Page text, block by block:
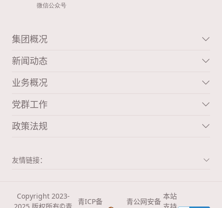
集团概况
新闻动态
业务概况
党群工作
政策法规
友情链接：
Copyright 2023-
青ICP备
青公网安备
本站